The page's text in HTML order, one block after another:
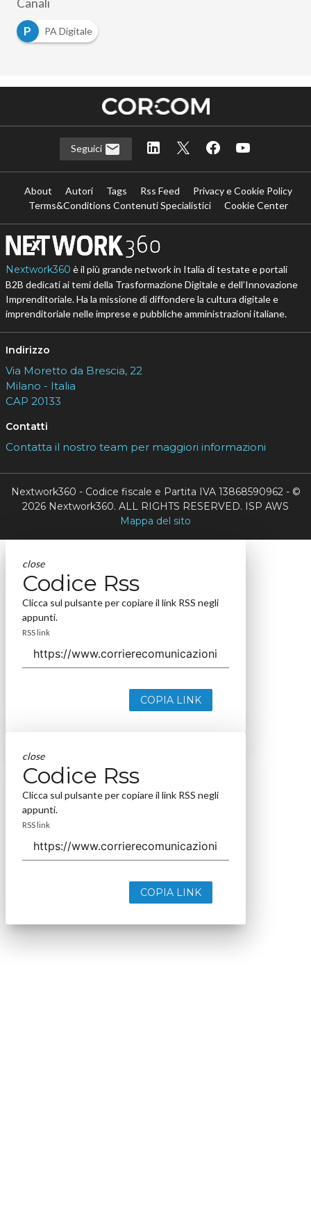
P
PA Digitale
Seguici
About Autori Tags Rss Feed
Privacy e Cookie Policy
Terms&Conditions Contenuti Specialistici
Cookie Center
Nextwork360 è il più grande network in Italia di testate e portali
B2B dedicati ai temi della Trasformazione Digitale e dell’Innovazione
Imprenditoriale. Ha la missione di diffondere la cultura digitale e
imprenditoriale nelle imprese e pubbliche amministrazioni italiane.
Indirizzo
Via Moretto da Brescia, 22
Milano - Italia
CAP 20133
Contatti
Contatta il nostro team per maggiori informazioni
Nextwork360 - Codice fiscale e Partita IVA 13868590962 - ©
2026 Nextwork360. ALL RIGHTS RESERVED. ISP AWS
Mappa del sito
close
Codice Rss
Clicca sul pulsante per copiare il link RSS negli
appunti.
RSS link
COPIA LINK
close
Codice Rss
Clicca sul pulsante per copiare il link RSS negli
appunti.
RSS link
COPIA LINK